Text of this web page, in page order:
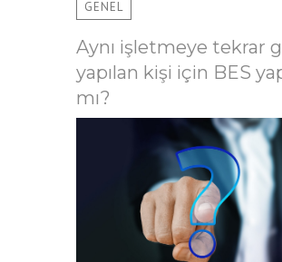
GENEL
Aynı işletmeye tekrar
yapılan kişi için BES
mı?